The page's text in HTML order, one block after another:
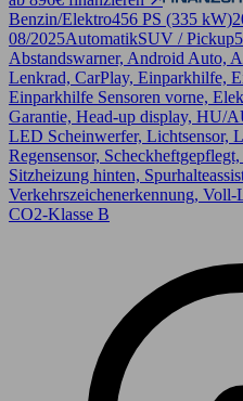
Benzin/Elektro456 PS (335 kW)
08/2025AutomatikSUV / Pickup
Abstandswarner, Android Auto,
Lenkrad, CarPlay, Einparkhilfe,
Einparkhilfe Sensoren vorne,
Garantie, Head-up display, HU/
LED Scheinwerfer, Lichtsensor,
Regensensor,
Sitzheizung hinten,
Verkehrszeichenerkennung,
CO2-Klasse B